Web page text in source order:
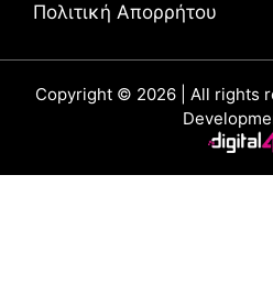
Πολιτική Απορρήτου
Copyright © 2026 | All rights